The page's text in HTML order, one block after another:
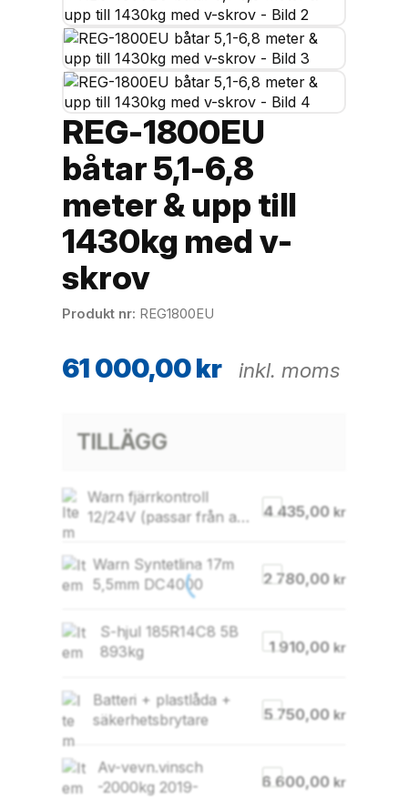
REG-1800EU
båtar 5,1-6,8
meter & upp till
1430kg med v-
skrov
Produkt nr REG1800EU
61 000,00kr inkl. moms
TILLÄGG
Warn fjärrkontroll
12/24V (passar från art
4 435,00 kr
Warn Syntetlina 17m
5,5mm DC4000
2 780,00 kr
S-hjul 185R14C8 5B
893kg
1 910,00 kr
Batteri + plastlåda +
säkerhetsbrytare
5 750,00 kr
Av-vevn.vinsch
-2000kg 2019-
6 600,00 kr